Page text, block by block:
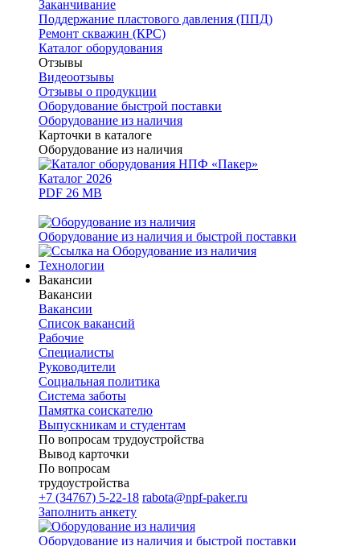
Заканчивание
Поддержание пластового давления (ППД)
Ремонт скважин (КРС)
Каталог оборудования
Отзывы
Видеоотзывы
Отзывы о продукции
Оборудование быстрой поставки
Оборудование из наличия
Карточки в каталоге
Оборудование из наличия
Каталог 2026
PDF 26 MB
Оборудование из наличия и быстрой поставки
Технологии
Вакансии
Вакансии
Вакансии
Список вакансий
Рабочие
Специалисты
Руководители
Cоциальная политика
Система заботы
Памятка соискателю
Выпускникам и студентам
По вопросам трудоустройства
Вывод карточки
По вопросам
трудоустройства
+7 (34767) 5-22-18 rabota@npf-paker.ru
Заполнить анкету
Оборудование из наличия и быстрой поставки